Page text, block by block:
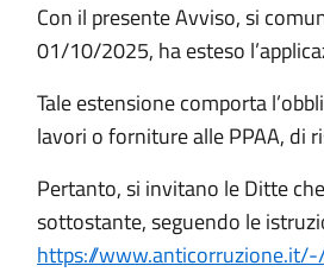
Con il presente Avviso, si
01/10/2025, ha esteso
Tale estensione comporta
lavori o forniture alle PPAA, di
Pertanto, si invitano le Ditte
sottostante, seguendo le
https://